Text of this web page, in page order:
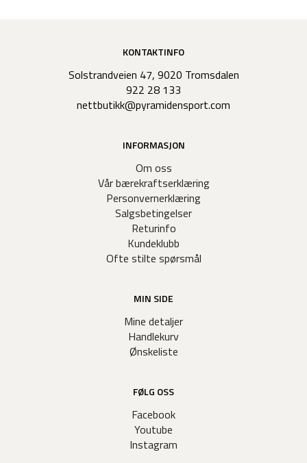
KONTAKTINFO
Solstrandveien 47, 9020 Tromsdalen
922 28 133
nettbutikk@pyramidensport.com
INFORMASJON
Om oss
Vår bærekraftserklæring
Personvernerklæring
Salgsbetingelser
Returinfo
Kundeklubb
Ofte stilte spørsmål
MIN SIDE
Mine detaljer
Handlekurv
Ønskeliste
FØLG OSS
Facebook
Youtube
Instagram